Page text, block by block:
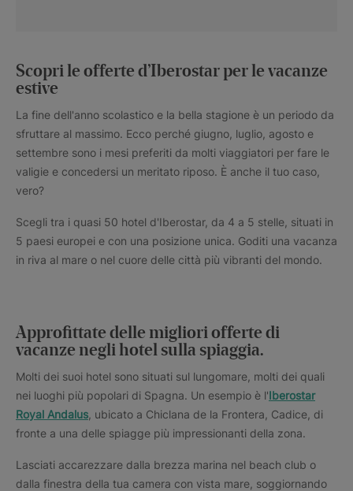
Scopri le offerte d’Iberostar per le vacanze
estive
La fine dell'anno scolastico e la bella stagione è un periodo da
sfruttare al massimo. Ecco perché giugno, luglio, agosto e
settembre sono i mesi preferiti da molti viaggiatori per fare le
valigie e concedersi un meritato riposo. È anche il tuo caso,
vero?
Scegli tra i quasi 50 hotel d'Iberostar, da 4 a 5 stelle, situati in
5 paesi europei e con una posizione unica. Goditi una vacanza
in riva al mare o nel cuore delle città più vibranti del mondo.
Approfittate delle migliori offerte di
vacanze negli hotel sulla spiaggia.
Molti dei suoi hotel sono situati sul lungomare, molti dei quali
nei luoghi più popolari di Spagna. Un esempio è l'Iberostar
Royal Andalus , ubicato a Chiclana de la Frontera, Cadice, di
fronte a una delle spiagge più impressionanti della zona.
Lasciati accarezzare dalla brezza marina nel beach club o
dalla finestra della tua camera con vista mare, soggiornando